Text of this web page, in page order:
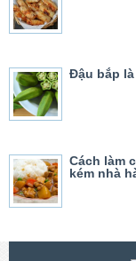
Đậu bắp
Cách làm
kém nhà